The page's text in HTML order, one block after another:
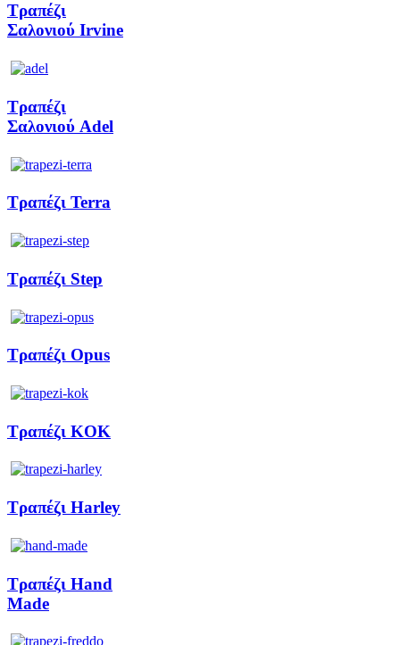
Τραπέζι
Σαλονιού Irvine
Τραπέζι
Σαλονιού Adel
Τραπέζι Terra
Τραπέζι Step
Τραπέζι Opus
Τραπέζι KOK
Τραπέζι Harley
Τραπέζι Hand
Made